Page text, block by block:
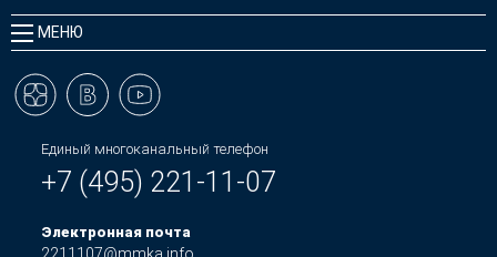
МЕНЮ
Единый многоканальный телефон
+7 (495) 221-11-07
Электронная почта